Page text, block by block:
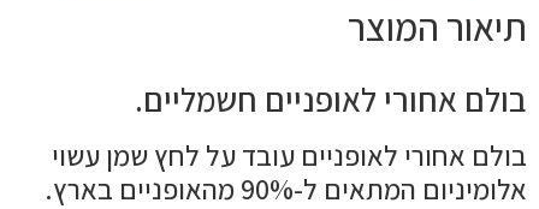
תיאור המוצר
בולם אחורי לאופניים חשמליים.
בולם אחורי לאופניים עובד על לחץ שמן עשוי
אלומיניום המתאים ל-90% מהאופניים בארץ.